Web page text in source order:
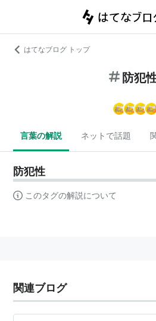
はてなブログ トップ
防犯
言葉の解説 ネットで話題
防犯性
このタグの解説について
関連ブログ